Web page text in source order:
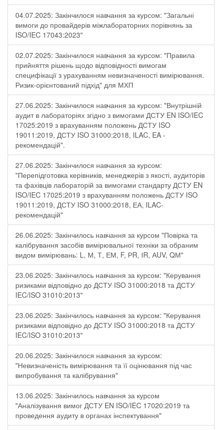
04.07.2025: Закінчилося навчання за курсом: "Загальні
вимоги до провайдерів міжлабораторних порівнянь за
ISO/IEC 17043:2023"
02.07.2025: Закінчилося навчання за курсом: "Правила
прийняття рішень щодо відповідності вимогам
специфікації з урахуванням невизначеності вимірювання.
Ризик-орієнтований підхід" для МХП
27.06.2025: Закінчилося навчання за курсом: "Внутрішній
аудит в лабораторіях згідно з вимогами ДСТУ EN ISO/IEC
17025:2019 з врахуванням положень ДСТУ ISO
19011:2019, ДСТУ ISO 31000:2018, ILAC, EA -
рекомендацій".
27.06.2025: Закінчилося навчання за курсом:
"Перепідготовка керівників, менеджерів з якості, аудиторів
та фахівців лабораторій за вимогами стандарту ДСТУ EN
ISO/IEC 17025:2019 з врахуванням положень ДСТУ ISO
19011:2019, ДСТУ ISO 31000:2018, ЕА, ILAC-
рекомендацій"
26.06.2025: Закінчилось навчання за курсом "Повірка та
калібрування засобів вимірювальної техніки за обраним
видом вимірювань: L, М, Т, ЕМ, F, РR, ІR, АUV, QМ"
23.06.2025: Закінчилось навчання за курсом: "Керування
ризиками відповідно до ДСТУ ISO 31000:2018 та ДСТУ
IEC/ISO 31010:2013"
23.06.2025: Закінчилось навчання за курсом: "Керування
ризиками відповідно до ДСТУ ISO 31000:2018 та ДСТУ
IEC/ISO 31010:2013"
20.06.2025: Закінчилося навчання за курсом:
"Невизначеність вимірювання та її оцінювання під час
випробування та калібрування"
13.06.2025: Закінчилось навчання за курсом
"Аналізування вимог ДСТУ EN ISO/IEC 17020:2019 та
проведення аудиту в органах інспектування"